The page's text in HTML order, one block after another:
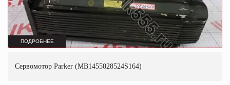
ПОДРОБНЕЕ
Сервомотор Parker (MB1455028524S164)